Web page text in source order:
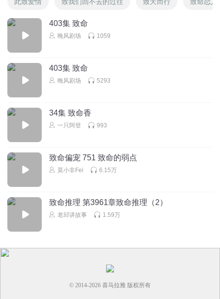
403集 致命
晚风剧场 1059
403集 致命
晚风剧场 5293
34集 致命香
一只阿登 993
致命偏宠 751 致命的弱点
莫小非Fei 6.15万
致命推理 第3961章致命推理（2）
老邱讲故事 1.59万
© 2014-2026 喜马拉雅 版权所有